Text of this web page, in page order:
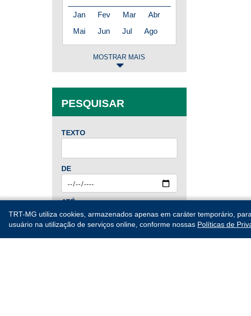
Jan Fev Mar
Abr
Mai
Jun Jul Ago
2025
Jan Fev Mar
Abr
Mai
Jun Jul
2024
Jan Fev Mar
Abr
Mai
Jun Jul
Ago
MOSTRAR MAIS
PESQUISAR
TEXTO
DE
ATÉ
TRT-MG utiliza cookies, armazenados apenas em caráter temporário,
usuário na utilização de serviços online, conforme nossas Políticas de